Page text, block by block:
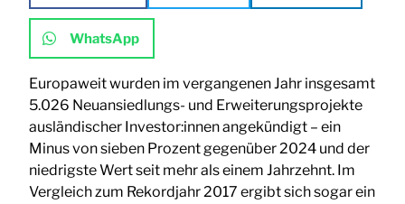
WhatsApp
Europaweit wurden im vergangenen Jahr insgesamt
5.026 Neuansiedlungs- und Erweiterungsprojekte
ausländischer Investor:innen angekündigt – ein
Minus von sieben Prozent gegenüber 2024 und der
niedrigste Wert seit mehr als einem Jahrzehnt. Im
Vergleich zum Rekordjahr 2017 ergibt sich sogar ein